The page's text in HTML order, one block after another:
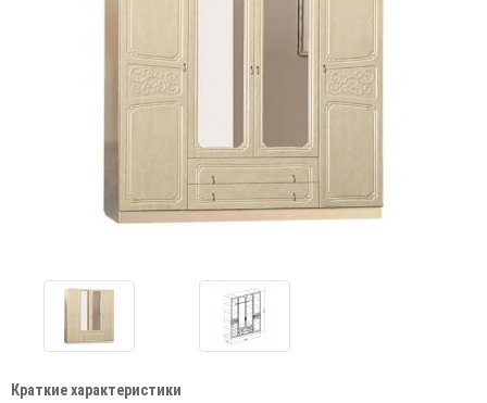
Краткие характеристики